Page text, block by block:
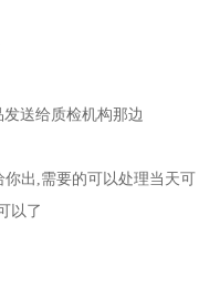
送给质检机构那边
出,需要的可以处理当天可
以了